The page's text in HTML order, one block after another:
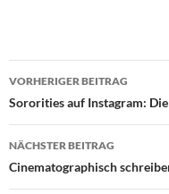
VORHERIGER BEITRAG
Sororities auf Instagram:
NÄCHSTER BEITRAG
Cinematographisch